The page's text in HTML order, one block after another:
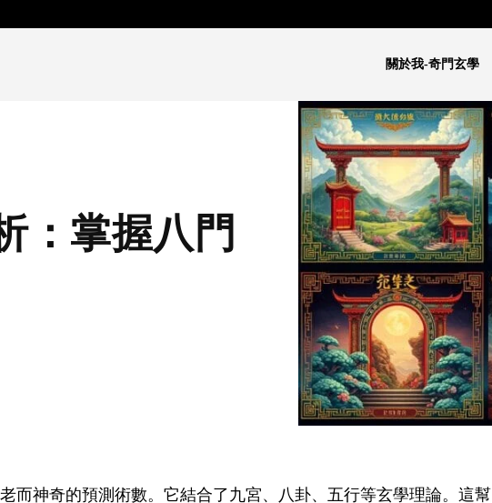
關於我-奇門玄學
：掌握八門
而神奇的預測術數。它結合了九宮、八卦、五行等玄學理論。這幫